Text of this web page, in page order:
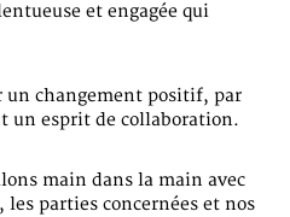
et engagée qui
un changement positif, par
un esprit de collaboration.
main dans la main avec
les parties concernées et nos